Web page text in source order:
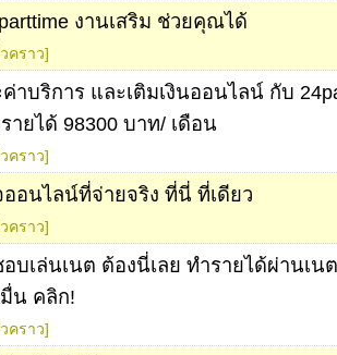
งานเสริม ช่วยคุณได้
คราว]
าบริการ และเติมเงินออนไลน์ กับ
ายได้ 98300 บาท/ เดือน
คราว]
ออนไลน์ที่จ่ายจริง ที่นี่ ที่เดียว
คราว]
บเล่นเนต ต้องนี่เลย ทำรายได้ผ่านเน
มื่น คลิก!
คราว]